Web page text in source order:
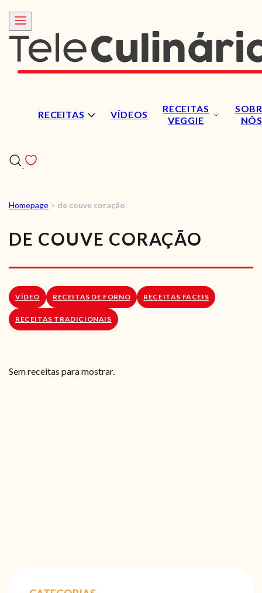
RECEITAS VÍDEOS
RECEITAS
VEGGIE
NÓS
RECEITAS
VÍDEOS
RECEITAS VEGGIE
SOBRE NÓS
LOJA ONLINE
Homepage > de couve coração
DE COUVE CORAÇÃO
VÍDEO RECEITAS DE FORNO RECEITAS FACEIS
RECEITAS TRADICIONAIS
Sem receitas para mostrar.